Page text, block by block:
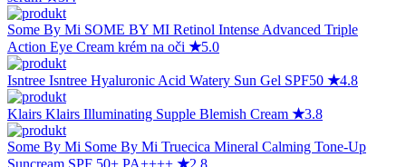
Some By Mi SOME BY MI Retinol Intense Advanced Triple
Action Eye Cream krém na oči ★5.0
Isntree Isntree Hyaluronic Acid Watery Sun Gel SPF50 ★4.8
Klairs Klairs Illuminating Supple Blemish Cream ★3.8
Some By Mi Some By Mi Truecica Mineral Calming Tone-Up
Suncream SPF 50+ PA++++ ★2.8